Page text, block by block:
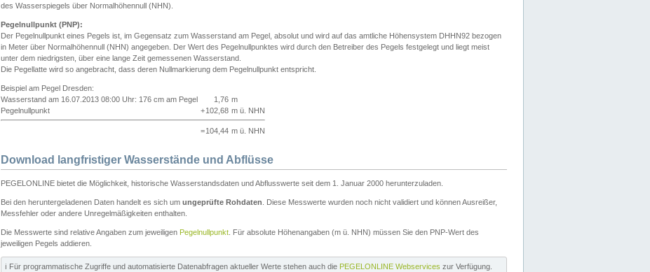
des Wasserspiegels über Normalhöhennull (NHN).
Pegelnullpunkt (PNP):
Der Pegelnullpunkt eines Pegels ist, im Gegensatz zum Wasserstand am Pegel, absolut und wird auf das amtliche Höhensystem DHHN92 bezogen
in Meter über Normalhöhennull (NHN) angegeben. Der Wert des Pegelnullpunktes wird durch den Betreiber des Pegels festgelegt und liegt meist
unter dem niedrigsten, über eine lange Zeit gemessenen Wasserstand.
Die Pegellatte wird so angebracht, dass deren Nullmarkierung dem Pegelnullpunkt entspricht.
Beispiel am Pegel Dresden:
Wasserstand am 16.07.2013 08:00 Uhr: 176 cm am Pegel
1,76 m
Pegelnullpunkt
+102,68 m ü. NHN
=104,44 m ü. NHN
Download langfristiger Wasserstände und Abflüsse
PEGELONLINE bietet die Möglichkeit, historische Wasserstandsdaten und Abflusswerte seit dem 1. Januar 2000 herunterzuladen.
Bei den heruntergeladenen Daten handelt es sich um ungeprüfte Rohdaten . Diese Messwerte wurden noch nicht validiert und können Ausreißer,
Messfehler oder andere Unregelmäßigkeiten enthalten.
Die Messwerte sind relative Angaben zum jeweiligen Pegelnullpunkt . Für absolute Höhenangaben (m ü. NHN) müssen Sie den PNP-Wert des
jeweiligen Pegels addieren.
ℹ️ Für programmatische Zugriffe und automatisierte Datenabfragen aktueller Werte stehen auch die PEGELONLINE Webservices zur Verfügung.